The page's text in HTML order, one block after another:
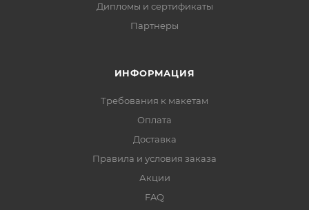
Дипломы и сертификаты
Партнеры
ИНФОРМАЦИЯ
Требования к макетам
Оплата
Доставка
Правила и условия заказа
Акции
FAQ